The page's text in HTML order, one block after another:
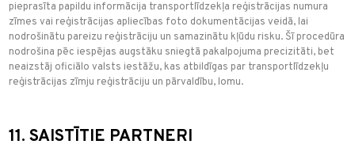
pieprasīta papildu informācija transportlīdzekļa reģistrācijas numura
zīmes vai reģistrācijas apliecības foto dokumentācijas veidā, lai
nodrošinātu pareizu reģistrāciju un samazinātu kļūdu risku. Šī procedūra
nodrošina pēc iespējas augstāku sniegtā pakalpojuma precizitāti, bet
neaizstāj oficiālo valsts iestāžu, kas atbildīgas par transportlīdzekļu
reģistrācijas zīmju reģistrāciju un pārvaldību, lomu.
11. SAISTĪTIE PARTNERI